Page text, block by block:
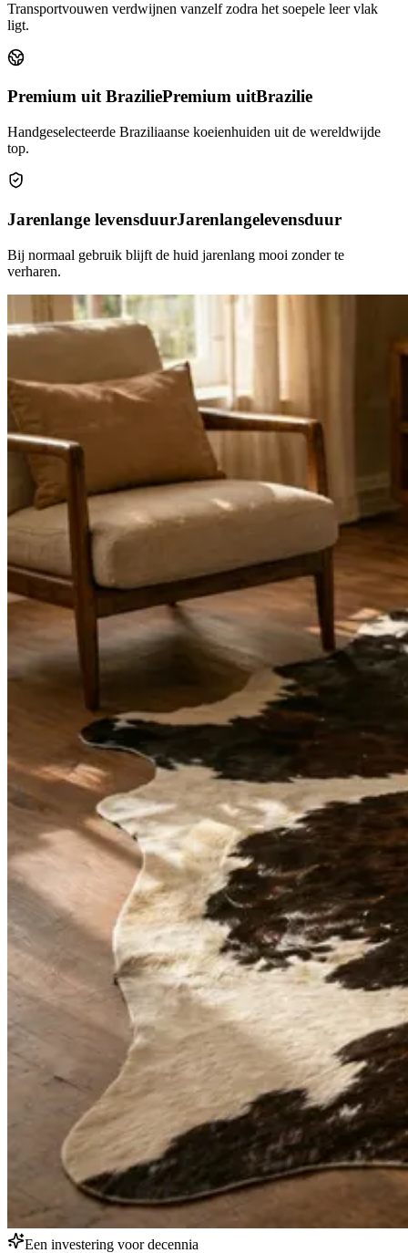
Transportvouwen verdwijnen vanzelf zodra het soepele leer vlak
ligt.
Premium uit BraziliePremium uitBrazilie
Handgeselecteerde Braziliaanse koeienhuiden uit de wereldwijde
top.
Jarenlange levensduurJarenlangelevensduur
Bij normaal gebruik blijft de huid jarenlang mooi zonder te
verharen.
Een investering voor decennia